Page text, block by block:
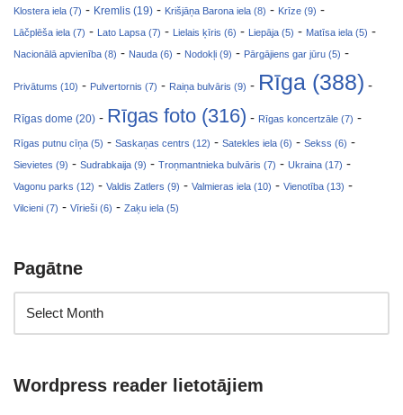
Klostera iela (7) - Kremlis (19) - Krišjāņa Barona iela (8) - Krīze (9) -
Lāčplēša iela (7) - Lato Lapsa (7) - Lielais ķīris (6) - Liepāja (5) - Matīsa iela (5) -
Nacionālā apvienība (8) - Nauda (6) - Nodokļi (9) - Pārgājiens gar jūru (5) -
Privātums (10) - Pulvertornis (7) - Raiņa bulvāris (9) - Rīga (388) -
Rīgas dome (20) - Rīgas foto (316) - Rīgas koncertzāle (7) -
Rīgas putnu cīņa (5) - Saskaņas centrs (12) - Satekles iela (6) - Sekss (6) -
Sievietes (9) - Sudrabkaija (9) - Troņmantnieka bulvāris (7) - Ukraina (17) -
Vagonu parks (12) - Valdis Zatlers (9) - Valmieras iela (10) - Vienotība (13) -
Vilcieni (7) - Vīrieši (6) - Zaķu iela (5)
Pagātne
Wordpress reader lietotājiem